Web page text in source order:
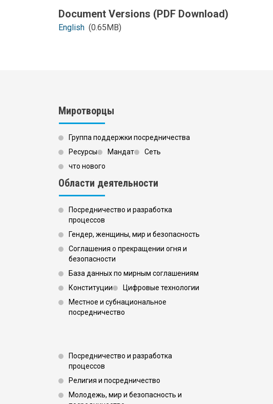
English (0.65MB)
Миротворцы
Группа поддержки посредничества
Ресурсы
Мандат
Сеть
что нового
Области деятельности
Посредничество и разработка
процессов
Гендер, женщины, мир и безопасность
Соглашения о прекращении огня и
безопасности
База данных по мирным соглашениям
Конституции
Цифровые технологии
Местное и субнациональное
посредничество
Footer 3
Посредничество и разработка
процессов
Религия и посредничество
Молодежь, мир и безопасность и